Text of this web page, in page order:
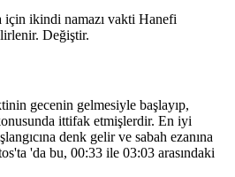
için ikindi namazı vakti Hanefi
Değiştir.
gecenin gelmesiyle başlayıp,
ittifak etmişlerdir. En iyi
denk gelir ve sabah ezanına
'da bu, 00:33 ile 03:03 arasındaki